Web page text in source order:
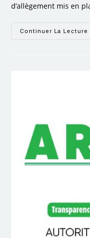
d’allègement mis en
Continuer La Lecture